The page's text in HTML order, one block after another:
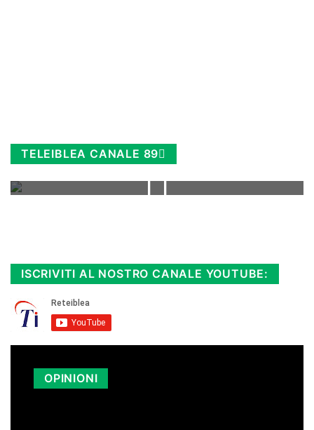
TELEIBLEA CANALE 89
ISCRIVITI AL NOSTRO CANALE YOUTUBE:
OPINIONI